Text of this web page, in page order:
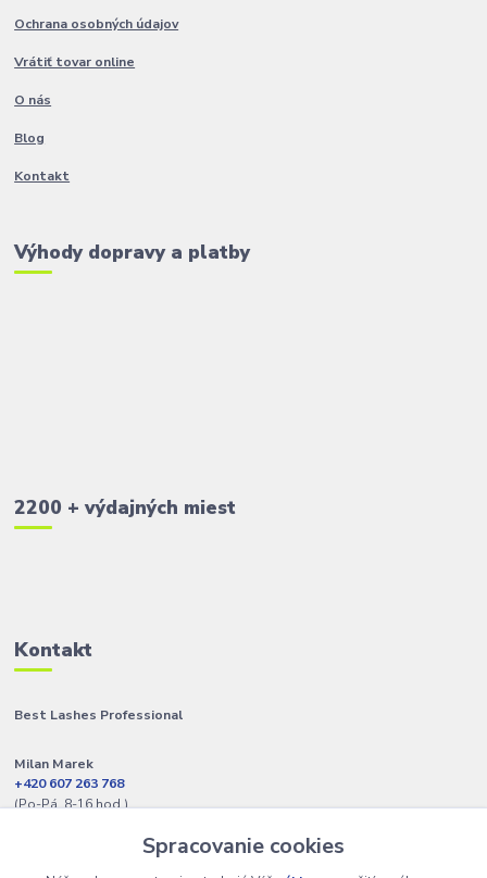
Ochrana osobných údajov
Vrátiť tovar online
O nás
Blog
Kontakt
Výhody dopravy a platby
2200 + výdajných miest
Kontakt
Best Lashes Professional
Milan Marek
+420 607 263 768
(Po-Pá, 8-16 hod.)
info@best-lashes.skSpracovanie cookies